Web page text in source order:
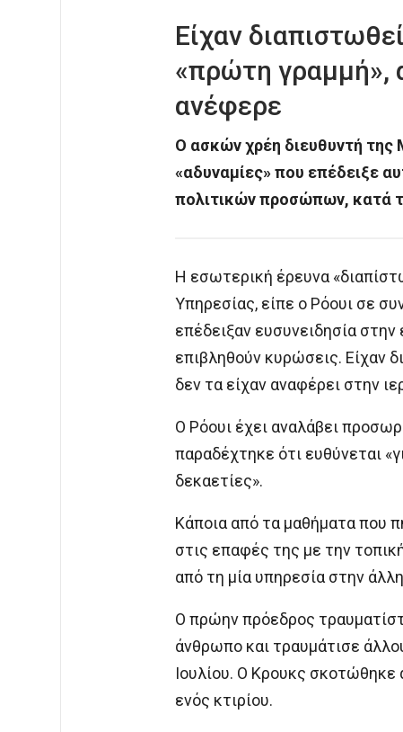
Είχαν
«πρώτη γραμμή»,
ανέφερε
Ο ασκών χρέη διευθυντή
«αδυναμίες» που επέδειξε
πολιτικών προσώπων, κατά
Η εσωτερική έρευνα
Υπηρεσίας, είπε ο Ρόουι σε
επέδειξαν ευσυνειδησία
επιβληθούν κυρώσεις. Είχαν
δεν τα είχαν αναφέρει στην
Ο Ρόουι έχει αναλάβει
παραδέχτηκε ότι ευθύνεται
δεκαετίες».
Κάποια από τα μαθήματα που
στις επαφές της με την
από τη μία υπηρεσία στην
Ο πρώην πρόεδρος
άνθρωπο και τραυμάτισε
Ιουλίου. Ο Κρουκς
ενός κτιρίου.